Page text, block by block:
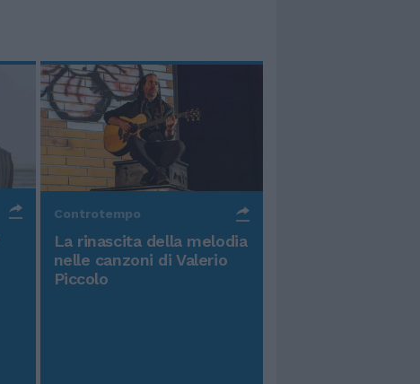
Controtempo
La rinascita della melodia
nelle canzoni di Valerio
Piccolo